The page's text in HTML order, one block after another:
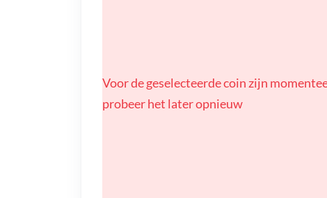
Voor de geselecteerde coin zijn
probeer het later opnieuw